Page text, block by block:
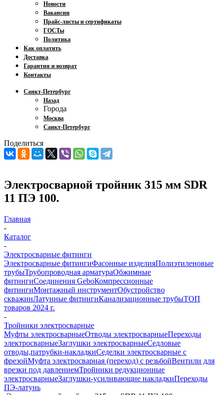
Новости
Вакансии
Прайс-листы и сертификаты
ГОСТы
Политика
Как оплатить
Доставка
Гарантия и возврат
Контакты
Санкт-Петербург
Назад
Города
Москва
Санкт-Петербург
Поделиться
Электросварной тройник 315 мм SDR
11 ПЭ 100.
Главная
-
Каталог
-
Электросварные фитинги
Электросварные фитингиФасонные изделияПолиэтиленовые
трубыТрубопроводная арматураОбжимные
фитингиСоединения GeboКомпрессионные
фитингиМонтажный инструментОбустройство
скважинЛатунные фитингиКанализационные трубыТОП
товаров 2024 г.
-
Тройники электросварные
Муфты электросварныеОтводы электросварныеПереходы
электросварныеЗаглушки электросварныеСедловые
отводы,патрубки-накладкиСеделки электросварные с
фрезойМуфта электросварная (переход) с резьбойВентили для
врезки под давлениемТройники редукционные
электросварныеЗаглушки-усиливающие накладкиПереходы
ПЭ-латунь